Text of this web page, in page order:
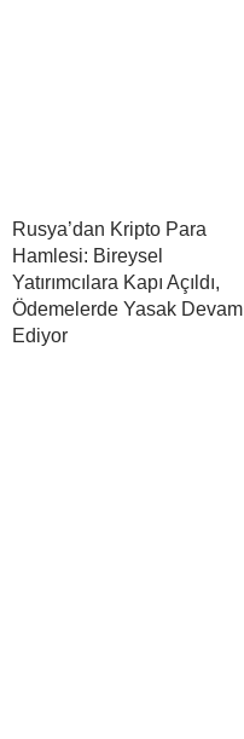
Rusya’dan Kripto Para
Hamlesi: Bireysel
Yatırımcılara Kapı Açıldı,
Ödemelerde Yasak Devam
Ediyor